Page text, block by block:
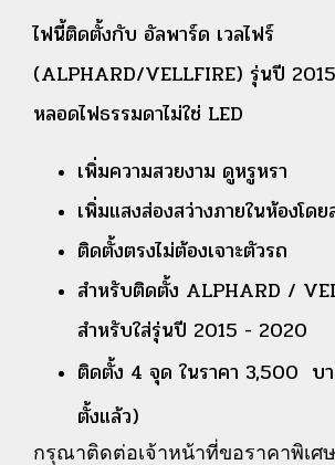
ไฟนี้ติดตั้งกับ อัลพาร์ด เวลไฟร์
(ALPHARD/VELLFIRE) รุ่นปี
หลอดไฟธรรมดาไม่ใช่ LED
เพิ่มความสวยงาม ดูหรูหรา
เพิ่มแสงส่องสว่างภายในห้องโดย
ติดตั้งตรงไม่ต้องเจาะตัวรถ
สำหรับติดตั้ง ALPHARD /
สำหรับใส่รุ่นปี 2015 - 2020
ติดตั้ง 4 จุด ในราคา 3,500 บ
ตั้งแล้ว)
กรุณาติดต่อเจ้าหน้าที่ขอราคาพิเศ